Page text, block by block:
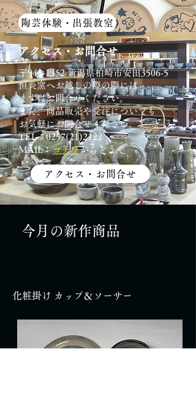
陶芸体験・出張教室
アクセス・お問合せ
〒945-1352 新潟県柏崎市安田3506-5
恒炎窯へお越しの際の際には
まずはお問合せください。
また、商品販売や受注についても
​お気軽にお問合せください。
​​TEL：0257(21)2122
​MAIL：コチラからどうぞ
アクセス・お問合せ
今月の新作商品
​化粧掛け カップ＆ソーサー